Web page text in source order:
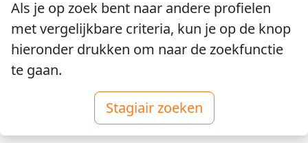
Als je op zoek bent naar andere profielen
met vergelijkbare criteria, kun je op de knop
hieronder drukken om naar de zoekfunctie
te gaan.
Stagiair zoeken